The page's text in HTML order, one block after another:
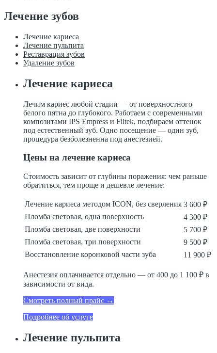
Лечение зубов
Лечение кариеса
Лечение пульпита
Реставрация зубов
Удаление зубов
Лечение кариеса
Лечим кариес любой стадии — от поверхностного
белого пятна до глубокого. Работаем с современными
композитами IPS Empress и Filtek, подбираем оттенок
под естественный зуб. Одно посещение — один зуб,
процедура безболезненна под анестезией.
Цены на лечение кариеса
Стоимость зависит от глубины поражения: чем раньше
обратиться, тем проще и дешевле лечение:
Лечение кариеса методом ICON, без сверления 3 600 ₽
Пломба световая, одна поверхность
4 300 ₽
Пломба световая, две поверхности
5 700 ₽
Пломба световая, три поверхности
9 500 ₽
Восстановление коронковой части зуба
11 900 ₽
Анестезия оплачивается отдельно — от 400 до 1 100 ₽ в
зависимости от вида.
Смотреть полный прайс →
Подробнее об услуге
Лечение пульпита